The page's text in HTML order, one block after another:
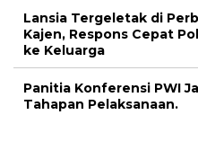
Lansia Tergeletak di
Kajen, Respons Cepat
ke Keluarga
Panitia Konferensi PWI
Tahapan Pelaksanaan.